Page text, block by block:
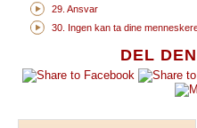
DEL
29. Ansvar
30. Ingen kan ta dine